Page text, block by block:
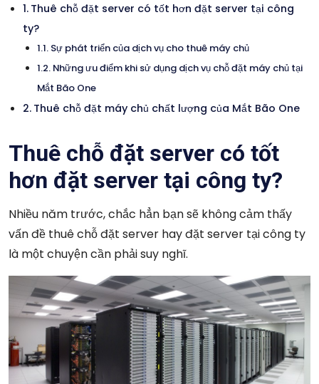
Thuê chỗ đặt server có tốt hơn đặt server tại công
ty?
Sự phát triển của dịch vụ cho thuê máy chủ
Những ưu điểm khi sử dụng dịch vụ chỗ đặt máy chủ tại
Mắt Bão One
Thuê chỗ đặt máy chủ chất lượng của Mắt Bão One
Thuê chỗ đặt server có tốt
hơn đặt server tại công ty?
Nhiều năm trước, chắc hẳn bạn sẽ không cảm thấy
vấn đề thuê chỗ đặt server hay đặt server tại công ty
là một chuyện cần phải suy nghĩ.